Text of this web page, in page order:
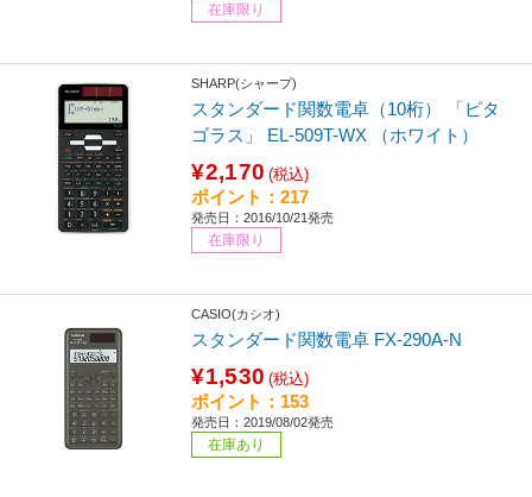
在庫限り
SHARP(シャープ)
スタンダード関数電卓（10桁） 「ピタ
ゴラス」 EL-509T-WX （ホワイト）
¥2,170 (税込)
ポイント：217
発売日：2016/10/21発売
在庫限り
CASIO(カシオ)
スタンダード関数電卓 FX-290A-N
¥1,530 (税込)
ポイント：153
発売日：2019/08/02発売
在庫あり